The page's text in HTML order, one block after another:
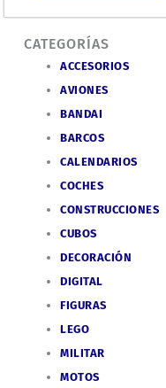
CATEGORÍAS
ACCESORIOS
AVIONES
BANDAI
BARCOS
CALENDARIOS
COCHES
CONSTRUCCIONES
CUBOS
DECORACIÓN
DIGITAL
FIGURAS
LEGO
MILITAR
MOTOS